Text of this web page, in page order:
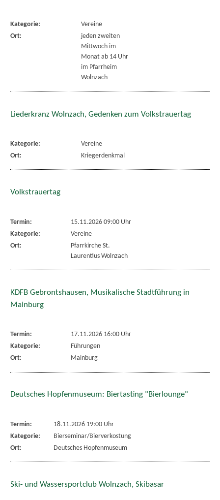
Kategorie:
Vereine
Ort:
jeden zweiten
Mittwoch im
Monat ab 14 Uhr
im Pfarrheim
Wolnzach
Liederkranz Wolnzach, Gedenken zum Volkstrauertag
Kategorie:
Vereine
Ort:
Kriegerdenkmal
Volkstrauertag
Termin:
15.11.2026 09:00 Uhr
Kategorie:
Vereine
Ort:
Pfarrkirche St.
Laurentius Wolnzach
KDFB Gebrontshausen, Musikalische Stadtführung in
Mainburg
Termin:
17.11.2026 16:00 Uhr
Kategorie:
Führungen
Ort:
Mainburg
Deutsches Hopfenmuseum: Biertasting "Bierlounge"
Termin:
18.11.2026 19:00 Uhr
Kategorie:
Bierseminar/Bierverkostung
Ort:
Deutsches Hopfenmuseum
Ski- und Wassersportclub Wolnzach, Skibasar